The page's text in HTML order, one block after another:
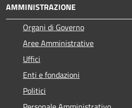
AMMINISTRAZIONE
Organi di Governo
Aree Amministrative
Uffici
Enti e fondazioni
Politici